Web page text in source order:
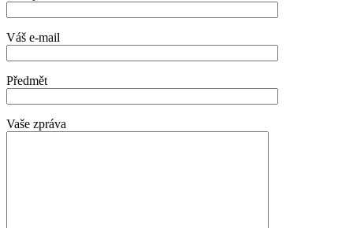
Váš e-mail
Předmět
Vaše zpráva